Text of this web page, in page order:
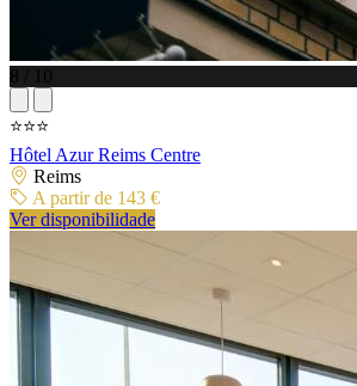
8 / 10
⭐⭐⭐
Hôtel Azur Reims Centre
Reims
A partir de 143 €
Ver disponibilidade